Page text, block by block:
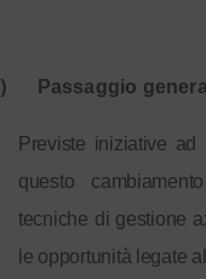
Passaggio
Previste iniziative
questo
tecniche di gestione
le opportunità legate